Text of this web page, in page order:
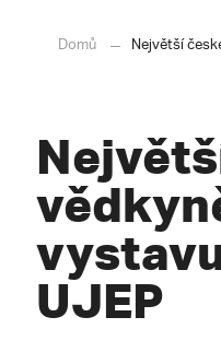
Domů Největší
UJEP